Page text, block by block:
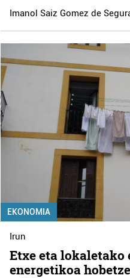
Imanol Saiz Gomez de
EKONOMIA
Irun
Etxe eta
energetikoa